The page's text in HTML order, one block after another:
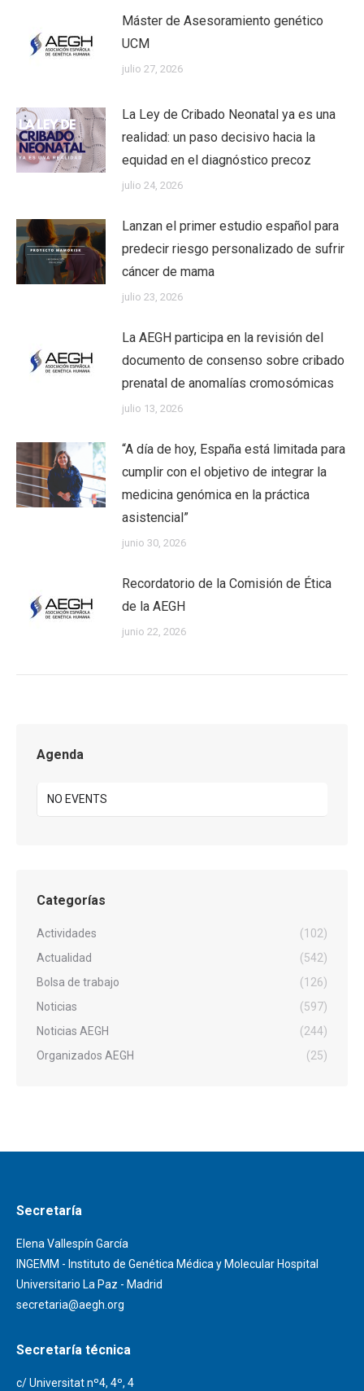
Máster de Asesoramiento genético
UCM
julio 27, 2026
La Ley de Cribado Neonatal ya es una
realidad: un paso decisivo hacia la
equidad en el diagnóstico precoz
julio 24, 2026
Lanzan el primer estudio español para
predecir riesgo personalizado de sufrir
cáncer de mama
julio 23, 2026
La AEGH participa en la revisión del
documento de consenso sobre cribado
prenatal de anomalías cromosómicas
julio 13, 2026
“A día de hoy, España está limitada para
cumplir con el objetivo de integrar la
medicina genómica en la práctica
asistencial”
junio 30, 2026
Recordatorio de la Comisión de Ética
de la AEGH
junio 22, 2026
Agenda
NO EVENTS
Categorías
Actividades
(102)
Actualidad
(542)
Bolsa de trabajo
(126)
Noticias
(597)
Noticias AEGH
(244)
Organizados AEGH
(25)
Secretaría
Elena Vallespín García
INGEMM - Instituto de Genética Médica y Molecular Hospital
Universitario La Paz - Madrid
secretaria@aegh.org
Secretaría técnica
c/ Universitat nº4, 4º, 4